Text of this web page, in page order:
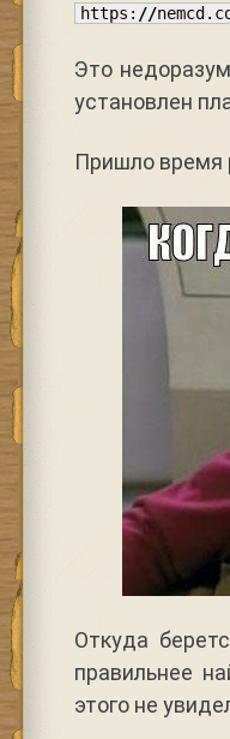
https: //
Это
установлен
Пришло время
Откуда
правильнее
этого не